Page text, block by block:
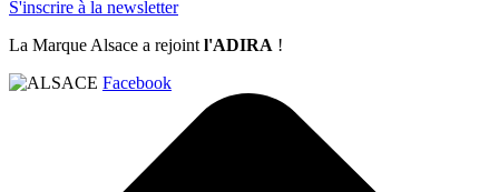
S'inscrire à la newsletter
La Marque Alsace a rejoint l'ADIRA !
Facebook